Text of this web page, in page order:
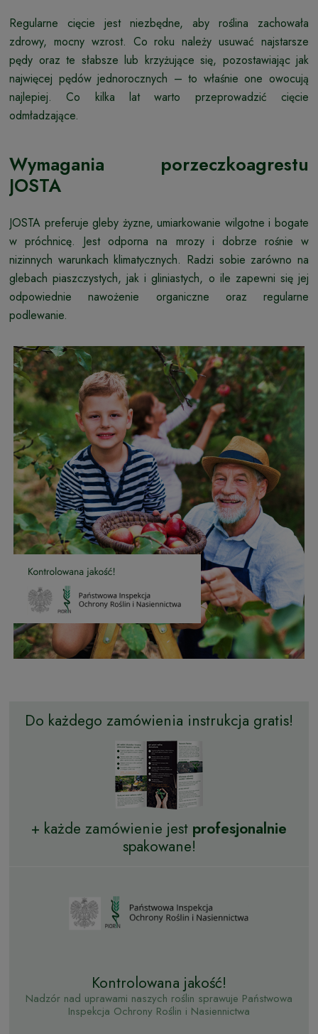
Regularne cięcie jest niezbędne, aby roślina zachowała
zdrowy, mocny wzrost. Co roku należy usuwać najstarsze
pędy oraz te słabsze lub krzyżujące się, pozostawiając jak
najwięcej pędów jednorocznych – to właśnie one owocują
najlepiej. Co kilka lat warto przeprowadzić cięcie
odmładzające.
Wymagania porzeczkoagrestu
JOSTA
JOSTA preferuje gleby żyzne, umiarkowanie wilgotne i bogate
w próchnicę. Jest odporna na mrozy i dobrze rośnie w
nizinnych warunkach klimatycznych. Radzi sobie zarówno na
glebach piaszczystych, jak i gliniastych, o ile zapewni się jej
odpowiednie nawożenie organiczne oraz regularne
podlewanie.
Do każdego zamówienia instrukcja gratis!
+ każde zamówienie jest profesjonalnie
spakowane!
Kontrolowana jakość!
Nadzór nad uprawami naszych roślin sprawuje Państwowa
Inspekcja Ochrony Roślin i Nasiennictwa